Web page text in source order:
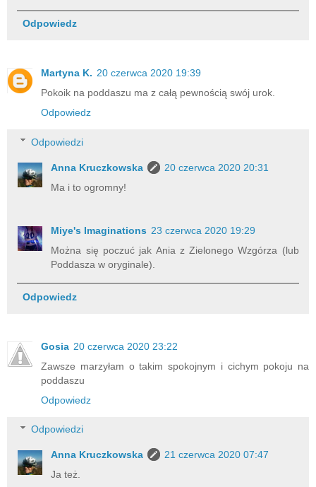
Odpowiedz
Martyna K. 20 czerwca 2020 19:39
Pokoik na poddaszu ma z całą pewnością swój urok.
Odpowiedz
Odpowiedzi
Anna Kruczkowska
20 czerwca 2020 20:31
Ma i to ogromny!
Miye's Imaginations 23 czerwca 2020 19:29
Można się poczuć jak Ania z Zielonego Wzgórza (lub
Poddasza w oryginale).
Odpowiedz
Gosia 20 czerwca 2020 23:22
Zawsze marzyłam o takim spokojnym i cichym pokoju na
poddaszu
Odpowiedz
Odpowiedzi
Anna Kruczkowska
21 czerwca 2020 07:47
Ja też.